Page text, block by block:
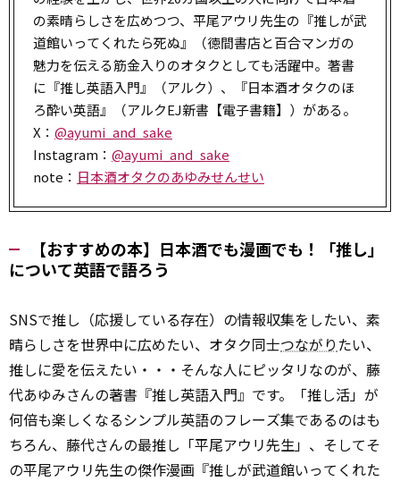
の素晴らしさを広めつつ、平尾アウリ先生の『推しが武
道館いってくれたら死ぬ』（徳間書店と百合マンガの
魅力を伝える筋金入りのオタクとしても活躍中。著書
に『推し英語入門』（アルク）、『日本酒オタクのほ
ろ酔い英語』（アルクEJ新書【電子書籍】）がある。
X： @ayumi_and_sake
Instagram： @ayumi_and_sake
note： 日本酒オタクのあゆみせんせい
【おすすめの本】日本酒でも漫画でも！「推し」
について英語で語ろう
SNSで推し（応援している存在）の情報収集をしたい、素
晴らしさを世界中に広めたい、オタク同士つながり たい、
推しに愛を伝えたい・・・そんな人にピッタリなのが、藤
代あゆみさんの著書『推し英語入門』です。「推し活」が
何倍も楽しくなるシンプル英語のフレーズ集であるのはも
ちろん、藤代さんの最推し「平尾アウリ先生」、そしてそ
の平尾アウリ先生の傑作漫画『推しが武道館いってくれた